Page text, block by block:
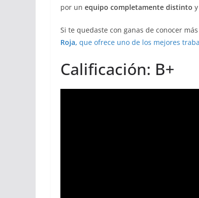
por un equipo completamente distinto y
Si te quedaste con ganas de conocer
Roja, que ofrece uno de los mejores
Calificación: B+